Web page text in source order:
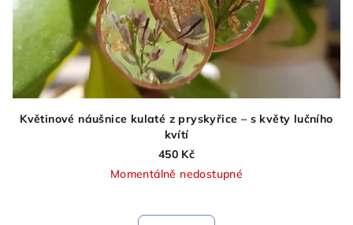
Květinové náušnice kulaté z pryskyřice – s květy lučního
kvítí
450 Kč
Momentálně nedostupné